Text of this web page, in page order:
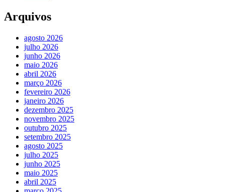
Arquivos
agosto 2026
julho 2026
junho 2026
maio 2026
abril 2026
março 2026
fevereiro 2026
janeiro 2026
dezembro 2025
novembro 2025
outubro 2025
setembro 2025
agosto 2025
julho 2025
junho 2025
maio 2025
abril 2025